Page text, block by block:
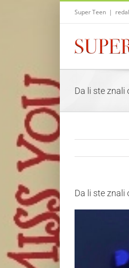
Super Teen |
Da li ste znali
Da li ste znali